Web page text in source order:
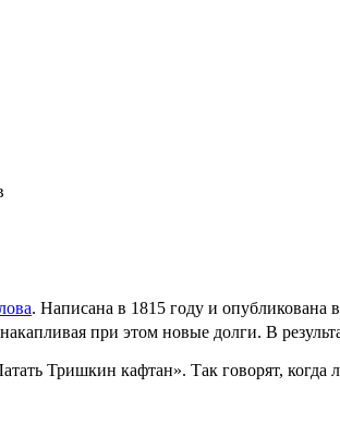
. Написана в 1815 году и опубликована
при этом новые долги. В
Тришкин кафтан». Так говорят,